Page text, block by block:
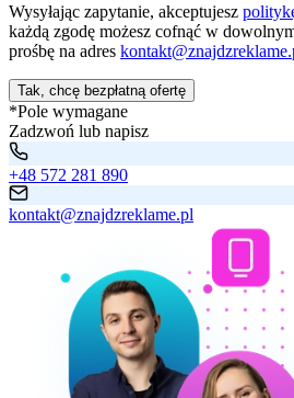
Wysyłając zapytanie, akceptujesz
każdą zgodę możesz cofnąć w
prośbę na adres
Tak, chcę bezpłatną ofertę
*Pole wymagane
Zadzwoń lub napisz
+48 572 281 890
kontakt@znajdzreklame.pl